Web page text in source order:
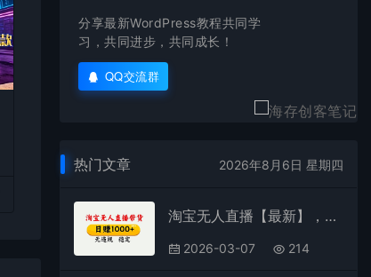
分享最新WordPress教程共同学
习，共同进步，共同成长！
QQ交流群
热门文章 2026年8月6日 星期四
淘宝无人直播【最新】，独家技术，日入1000+，无违规无封号，可矩阵，长期稳定【揭秘】
2026-03-07 214